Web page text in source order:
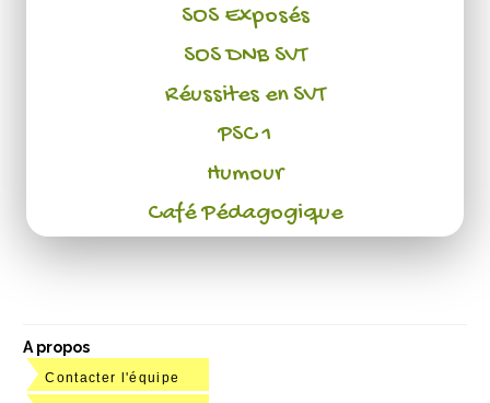
SOS Exposés
SOS DNB SVT
Réussites en SVT
PSC 1
Humour
Café Pédagogique
A propos
Contacter l'équipe